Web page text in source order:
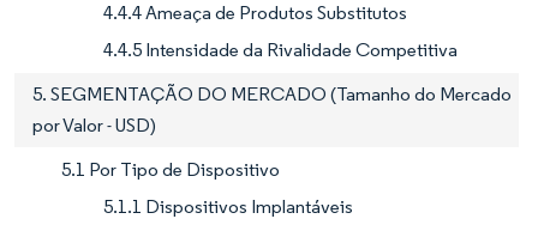
4.4.4 Ameaça de Produtos Substitutos
4.4.5 Intensidade da Rivalidade Competitiva
5. SEGMENTAÇÃO DO MERCADO (Tamanho do Mercado
por Valor - USD)
5.1 Por Tipo de Dispositivo
5.1.1 Dispositivos Implantáveis